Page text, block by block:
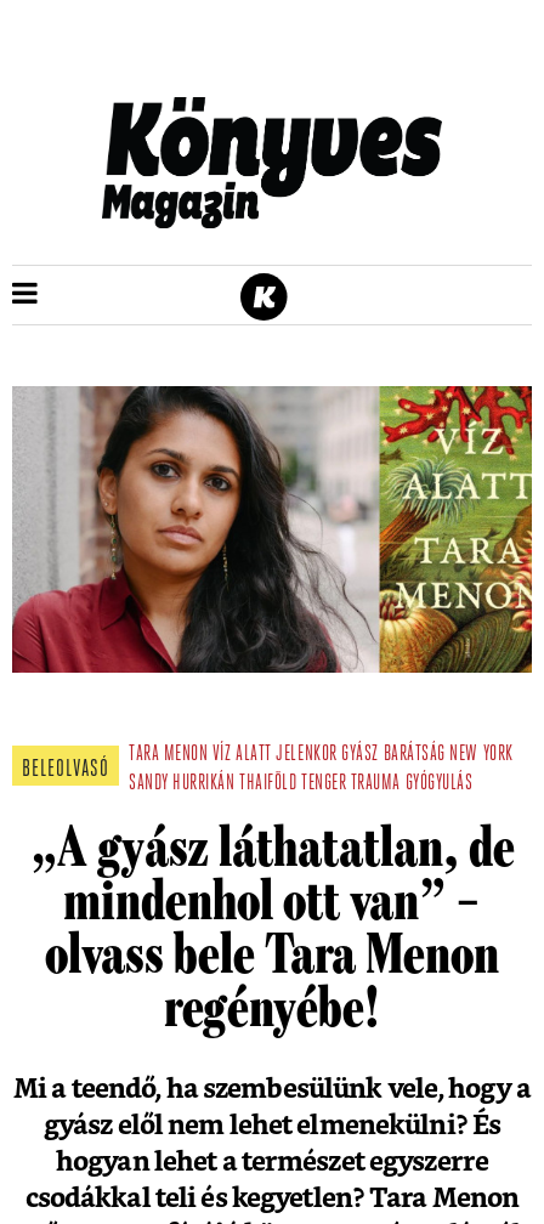
BELEOLVASÓ
TARA MENON VÍZ ALATT JELENKOR GYÁSZ BARÁTSÁG NEW YORK
SANDY HURRIKÁN THAIFÖLD TENGER TRAUMA GYÓGYULÁS
„A gyász láthatatlan, de
mindenhol ott van” –
olvass bele Tara Menon
regényébe!
Mi a teendő, ha szembesülünk vele, hogy a
gyász elől nem lehet elmenekülni? És
hogyan lehet a természet egyszerre
csodákkal teli és kegyetlen? Tara Menon